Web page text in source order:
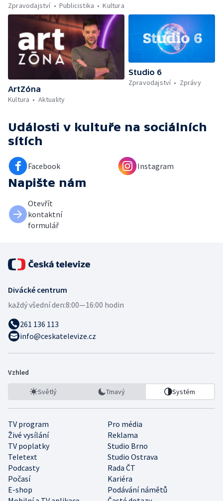
Zpravodajství
Publicistika Kultura
ArtZóna
Kultura
Aktuality
Studio 6
Zpravodajství
Zprávy
Události v kultuře na sociálních
sítích
Facebook Instagram
Napište nám
Otevřít
kontaktní
formulář
Divácké centrum
každý všední den:8:00—16:00 hodin
261 136 113
info@ceskatelevize.cz
Vzhled
Světlý Tmavý Systém
TV program
Pro média
Živé vysílání
Reklama
TV poplatky
Studio Brno
Teletext
Studio Ostrava
Podcasty
Rada ČT
Počasí
Kariéra
E-shop
Podávání námětů